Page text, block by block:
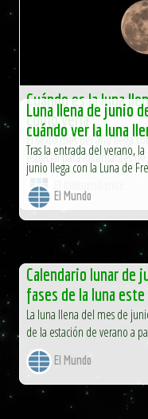
Cuándo es la luna
cómo verla
El sexto mes del año llega
especial para los amantes
Luna llena de junio
cuándo ver la luna
Tras la entrada del verano,
junio llega con la Luna de
El Mundo
Calendario lunar de
fases de la luna
La luna llena del mes de
de la estación de verano a
El Mundo